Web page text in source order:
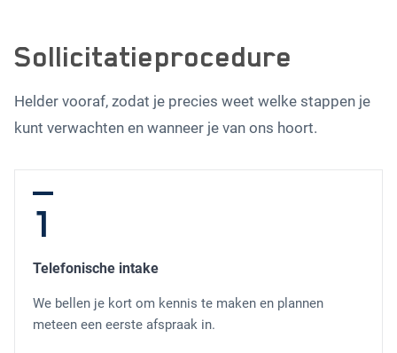
Sollicitatieprocedure
Helder vooraf, zodat je precies weet welke stappen je
kunt verwachten en wanneer je van ons hoort.
1
Telefonische intake
We bellen je kort om kennis te maken en plannen
meteen een eerste afspraak in.